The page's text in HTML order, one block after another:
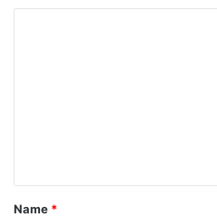
Name *